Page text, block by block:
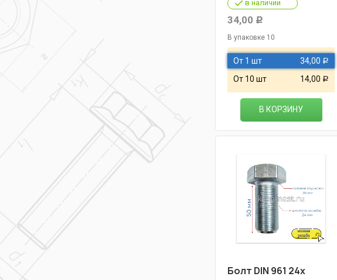
в наличии
34,00 Р
В упаковке 10
От 1 шт 34,00 Р
От 10 шт 14,00 Р
В КОРЗИНУ
Болт DIN 961 24х